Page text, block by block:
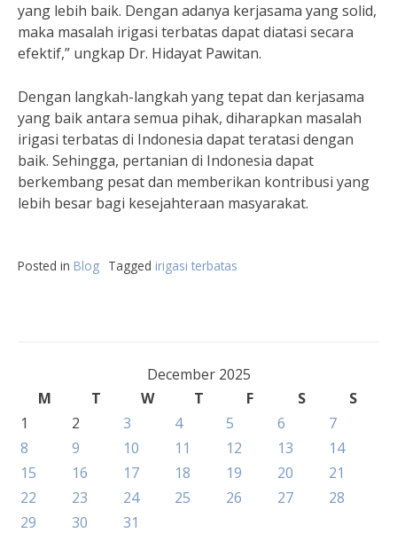
yang lebih baik. Dengan adanya kerjasama yang solid,
maka masalah irigasi terbatas dapat diatasi secara
efektif,” ungkap Dr. Hidayat Pawitan.
Dengan langkah-langkah yang tepat dan kerjasama
yang baik antara semua pihak, diharapkan masalah
irigasi terbatas di Indonesia dapat teratasi dengan
baik. Sehingga, pertanian di Indonesia dapat
berkembang pesat dan memberikan kontribusi yang
lebih besar bagi kesejahteraan masyarakat.
Posted in Blog Tagged irigasi terbatas
December 2025
M
T W T F S
S
1
2 3 4 5 6
7
8
9 10 11 12 13
14
15
16 17 18 19 20
21
22
23 24 25 26 27
28
29
30 31